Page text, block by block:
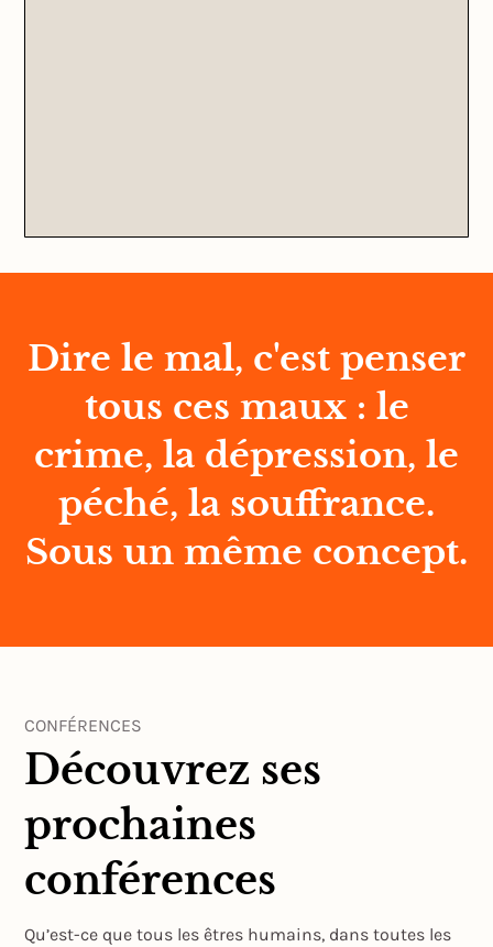
Dire le mal, c'est penser
tous ces maux : le
crime, la dépression, le
péché, la souffrance.
Sous un même concept.
CONFÉRENCES
Découvrez ses
prochaines
conférences
Qu’est-ce que tous les êtres humains, dans toutes les